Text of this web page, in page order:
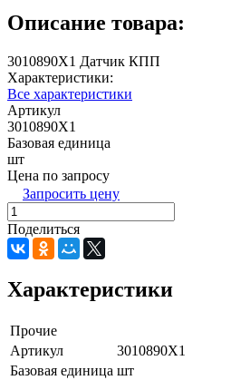
Описание товара:
3010890X1 Датчик КПП
Характеристики:
Все характеристики
Артикул
3010890X1
Базовая единица
шт
Цена по запросу
Запросить цену
Поделиться
Характеристики
Прочие
Артикул
3010890X1
Базовая единица шт